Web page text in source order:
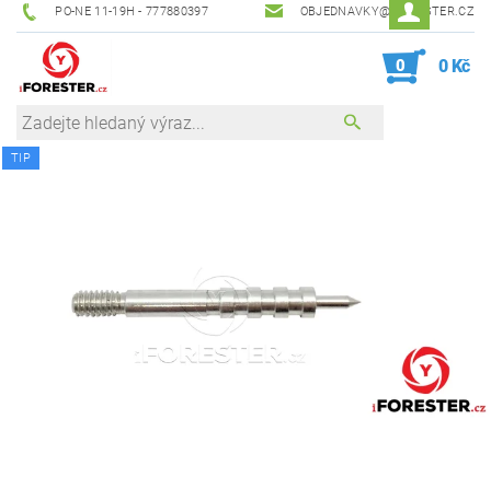
PO-NE 11-19H - 777880397 OBJEDNAVKY@IFORESTER.CZ
0 0 Kč
TIP